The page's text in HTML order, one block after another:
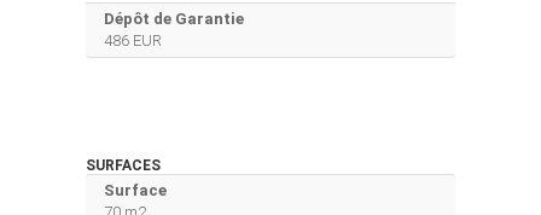
Dépôt de Garantie
486 EUR
SURFACES
Surface